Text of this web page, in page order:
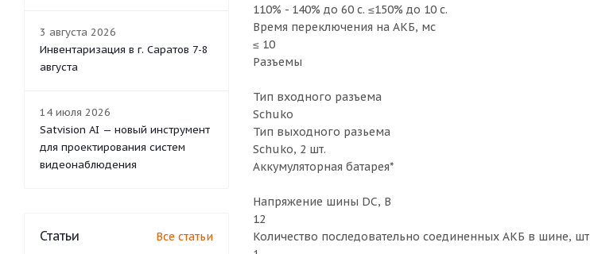
110% - 140% до 60 с. ≤150% до 10 с.
Время переключения на АКБ, мс
≤ 10
Разъемы
Тип входного разъема
Sсhuko
Тип выходного разьема
Sсhuko, 2 шт.
Аккумуляторная батарея*
Напряжение шины DC, B
12
Количество последовательно соединенных АКБ в шине, шт
3 августа 2026
Инвентаризация в г. Саратов 7-8
августа
14 июля 2026
Satvision AI — новый инструмент
для проектирования систем
видеонаблюдения
Статьи Все статьи